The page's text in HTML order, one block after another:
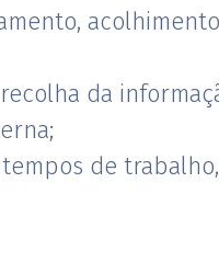
da
de